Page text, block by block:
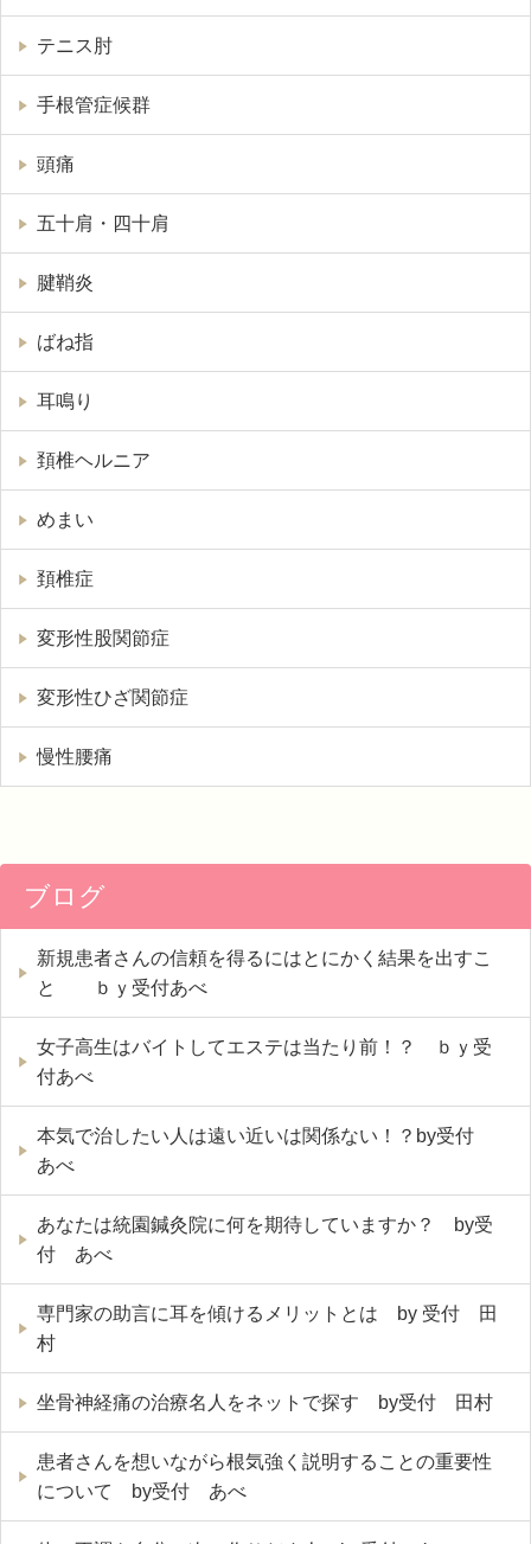
テニス肘
手根管症候群
頭痛
五十肩・四十肩
腱鞘炎
ばね指
耳鳴り
頚椎ヘルニア
めまい
頚椎症
変形性股関節症
変形性ひざ関節症
慢性腰痛
ブログ
新規患者さんの信頼を得るにはとにかく結果を出すこ
と ｂｙ受付あべ
女子高生はバイトしてエステは当たり前！？ ｂｙ受
付あべ
本気で治したい人は遠い近いは関係ない！？by受付
あべ
あなたは統園鍼灸院に何を期待していますか？ by受
付 あべ
専門家の助言に耳を傾けるメリットとは by 受付 田
村
坐骨神経痛の治療名人をネットで探す by受付 田村
患者さんを想いながら根気強く説明することの重要性
について by受付 あべ